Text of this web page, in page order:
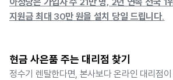
지원금 최대 30만 원을 설치 당일 드립니다.
현금 사은품 주는 대리점 찾기
정수기 렌탈한다면, 본사보다 온라인 대리점